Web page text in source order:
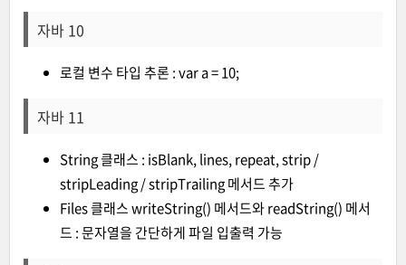
자바 10
로컬 변수 타입 추론 : var a = 10;
자바 11
String 클래스 : isBlank, lines, repeat, strip /
stripLeading / stripTrailing 메서드 추가
Files 클래스 writeString() 메서드와 readString() 메서
드 : 문자열을 간단하게 파일 입출력 가능